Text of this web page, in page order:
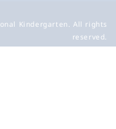
Kindergarten. All rights
reserved.